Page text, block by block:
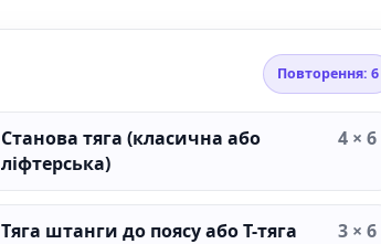
Повторення: 6
Станова тяга (класична або
ліфтерська)
4 × 6
Тяга штанги до поясу або T-тяга 3 × 6